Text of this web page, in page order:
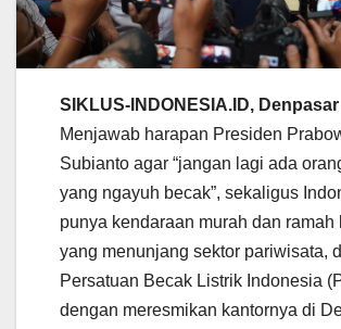
SIKLUS-INDONESIA.ID,
Menjawab harapan Presiden
Subianto agar “jangan lagi ada
yang ngayuh becak”, sekaligus
punya kendaraan murah dan ramah
yang menunjang sektor pariwisata,
Persatuan Becak Listrik Indonesia
dengan meresmikan kantornya di